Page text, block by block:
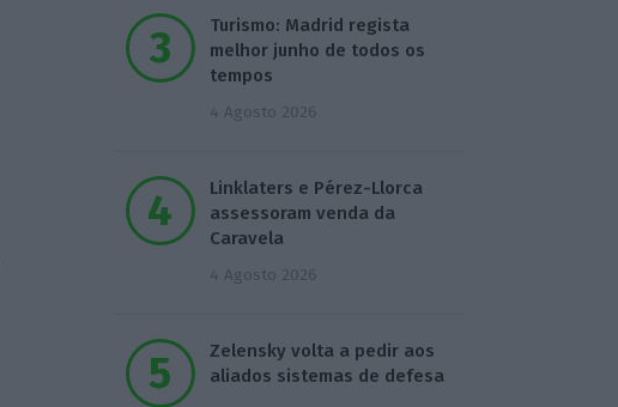
Turismo: Madrid regista
melhor junho de todos os
tempos
4 Agosto 2026
Linklaters e Pérez-Llorca
assessoram venda da
Caravela
4 Agosto 2026
Zelensky volta a pedir aos
aliados sistemas de defesa